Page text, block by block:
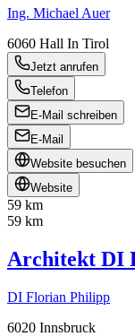
Ing. Michael Auer
6060 Hall In Tirol
Jetzt anrufen
Telefon
E-Mail schreiben
E-Mail
Website besuchen
Website
59 km
59 km
Architekt DI
DI Florian Philipp
6020 Innsbruck